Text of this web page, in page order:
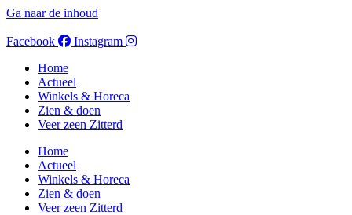
Ga naar de inhoud
Facebook
Instagram
Home
Actueel
Winkels & Horeca
Zien & doen
Veer zeen Zitterd
Home
Actueel
Winkels & Horeca
Zien & doen
Veer zeen Zitterd